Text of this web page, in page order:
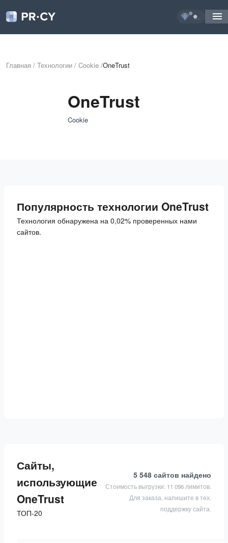
...
Главная / Технологии / Cookie /OneTrust
OneTrust
Cookie
Популярность технологии OneTrust
Технология обнаружена на 0,02% проверенных нами
сайтов.
Сайты,
использующие
OneTrust
ТОП-20
5 548 сайтов найдено
Стоимость выгрузки: 11 096 лимитов.
Для заказа, напишите в тех.
поддержку сайта.